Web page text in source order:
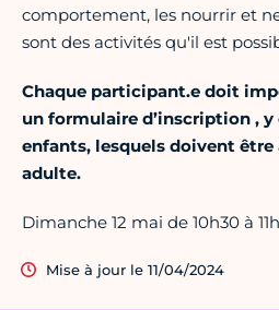
comportement, les nourrir et
sont des activités qu'il est
Chaque participant.e doit
un formulaire d’inscription ,
enfants, lesquels doivent
adulte.
Dimanche 12 mai de 10h30 à
Mise à jour le 11/04/2024